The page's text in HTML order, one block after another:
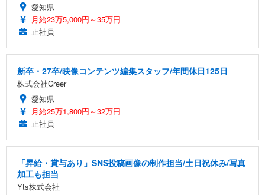
愛知県
月給23万5,000円～35万円
正社員
新卒・27卒/映像コンテンツ編集スタッフ/年間休日125日
株式会社Creer
愛知県
月給25万1,800円～32万円
正社員
「昇給・賞与あり」SNS投稿画像の制作担当/土日祝休み/写真
加工も担当
Yts株式会社